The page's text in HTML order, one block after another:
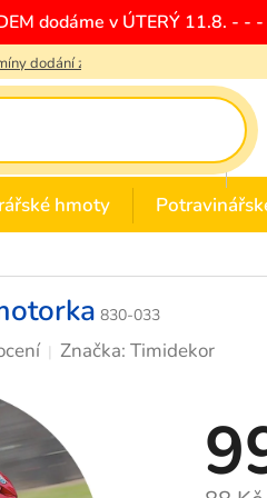
dodáme v ÚTERÝ 11.8. - -
dodání zboží
hmoty
830-033
Značka: Timidekor